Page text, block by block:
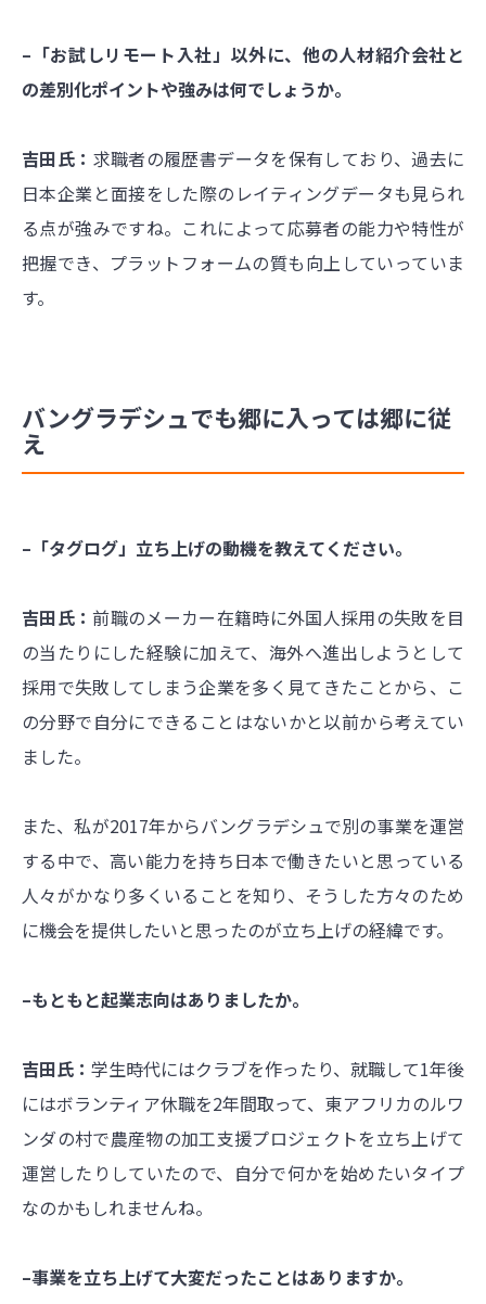
–「お試しリモート入社」以外に、他の人材紹介会社と
の差別化ポイントや強みは何でしょうか。
吉田氏： 求職者の履歴書データを保有しており、過去に
日本企業と面接をした際のレイティングデータも見られ
る点が強みですね。これによって応募者の能力や特性が
把握でき、プラットフォームの質も向上していっていま
す。
バングラデシュでも郷に入っては郷に従
え
–「タグログ」立ち上げの動機を教えてください。
吉田氏：前職のメーカー在籍時に外国人採用の失敗を目
の当たりにした経験に加えて、海外へ進出しようとして
採用で失敗してしまう企業を多く見てきたことから、こ
の分野で自分にできることはないかと以前から考えてい
ました。
また、私が2017年からバングラデシュで別の事業を運営
する中で、高い能力を持ち日本で働きたいと思っている
人々がかなり多くいることを知り、そうした方々のため
に機会を提供したいと思ったのが立ち上げの経緯です。
–もともと起業志向はありましたか。
吉田氏： 学生時代にはクラブを作ったり、就職して1年後
にはボランティア休職を2年間取って、東アフリカのルワ
ンダの村で農産物の加工支援プロジェクトを立ち上げて
運営したりしていたので、自分で何かを始めたいタイプ
なのかもしれませんね。
–事業を立ち上げて大変だったことはありますか。